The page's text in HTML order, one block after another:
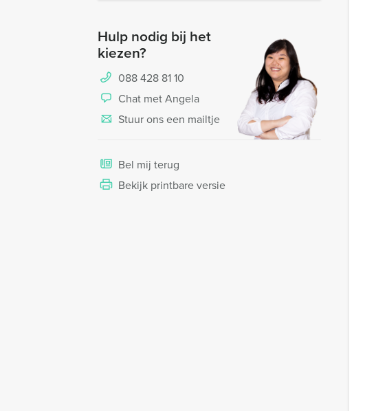
Hulp nodig bij het
kiezen?
088 428 81 10
Chat met Angela
Stuur ons een mailtje
Bel mij terug
Bekijk printbare versie